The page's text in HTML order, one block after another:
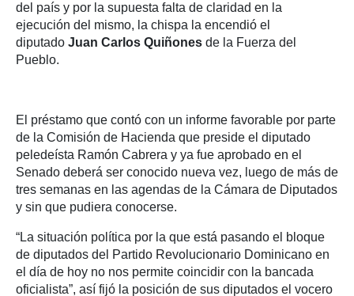
del país y por la supuesta falta de claridad en la
ejecución del mismo, la chispa la encendió el
diputado Juan Carlos Quiñones de la Fuerza del
Pueblo.
El préstamo que contó con un informe favorable por parte
de la Comisión de Hacienda que preside el diputado
peledeísta Ramón Cabrera y ya fue aprobado en el
Senado deberá ser conocido nueva vez, luego de más de
tres semanas en las agendas de la Cámara de Diputados
y sin que pudiera conocerse.
“La situación política por la que está pasando el bloque
de diputados del Partido Revolucionario Dominicano en
el día de hoy no nos permite coincidir con la bancada
oficialista”, así fijó la posición de sus diputados el vocero